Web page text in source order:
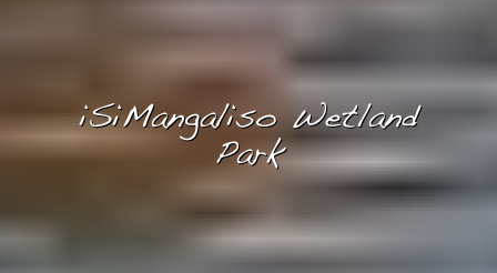
iSiMangaliso Wetland
Park